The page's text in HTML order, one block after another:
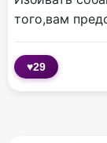
того,вам
♥29